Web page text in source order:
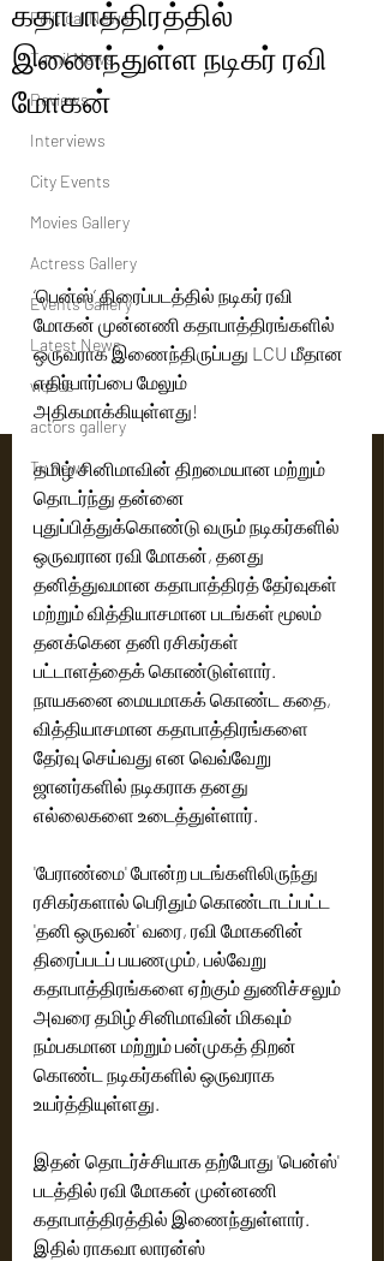
Political News
Tamil News
Reviews
Interviews
City Events
Movies Gallery
Actress Gallery
Events Gallery
Latest News
videos
actors gallery
Tv news
கதாபாத்திரத்தில்
இணைந்துள்ள நடிகர் ரவி
மோகன்
‘பென்ஸ்’ திரைப்படத்தில் நடிகர் ரவி
மோகன் முன்னணி கதாபாத்திரங்களில்
ஒருவராக இணைந்திருப்பது LCU மீதான
எதிர்பார்ப்பை மேலும்
அதிகமாக்கியுள்ளது!
தமிழ் சினிமாவின் திறமையான மற்றும்
தொடர்ந்து தன்னை
புதுப்பித்துக்கொண்டு வரும் நடிகர்களில்
ஒருவரான ரவி மோகன், தனது
தனித்துவமான கதாபாத்திரத் தேர்வுகள்
மற்றும் வித்தியாசமான படங்கள் மூலம்
தனக்கென தனி ரசிகர்கள்
பட்டாளத்தைக் கொண்டுள்ளார்.
நாயகனை மையமாகக் கொண்ட கதை,
வித்தியாசமான கதாபாத்திரங்களை
தேர்வு செய்வது என வெவ்வேறு
ஜானர்களில் நடிகராக தனது
எல்லைகளை உடைத்துள்ளார்.
'பேராண்மை' போன்ற படங்களிலிருந்து
ரசிகர்களால் பெரிதும் கொண்டாடப்பட்ட
'தனி ஒருவன்' வரை, ரவி மோகனின்
திரைப்படப் பயணமும், பல்வேறு
கதாபாத்திரங்களை ஏற்கும் துணிச்சலும்
அவரை தமிழ் சினிமாவின் மிகவும்
நம்பகமான மற்றும் பன்முகத் திறன்
கொண்ட நடிகர்களில் ஒருவராக
உயர்த்தியுள்ளது.
இதன் தொடர்ச்சியாக தற்போது 'பென்ஸ்'
படத்தில் ரவி மோகன் முன்னணி
கதாபாத்திரத்தில் இணைந்துள்ளார்.
இதில் ராகவா லாரன்ஸ்